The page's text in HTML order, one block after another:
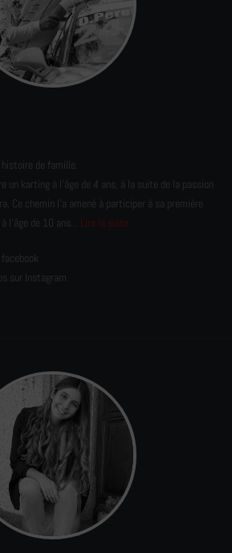
de famille.
un karting à l’âge de 4 ans, à la suite de la passion
Ce chemin l'a amené à participer à sa première
l'âge de 10 ans... Lire la suite
sur Instagram